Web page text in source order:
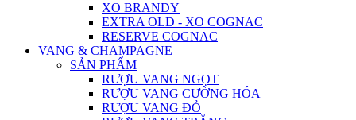
XO BRANDY
EXTRA OLD - XO COGNAC
RESERVE COGNAC
VANG & CHAMPAGNE
SẢN PHẨM
RƯỢU VANG NGỌT
RƯỢU VANG CƯỜNG HÓA
RƯỢU VANG ĐỎ